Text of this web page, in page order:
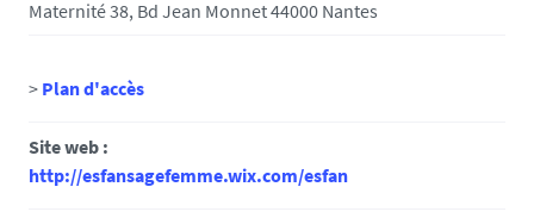
Maternité 38, Bd Jean Monnet 44000 Nantes
> Plan d'accès
Site web :
http://esfansagefemme.wix.com/esfan